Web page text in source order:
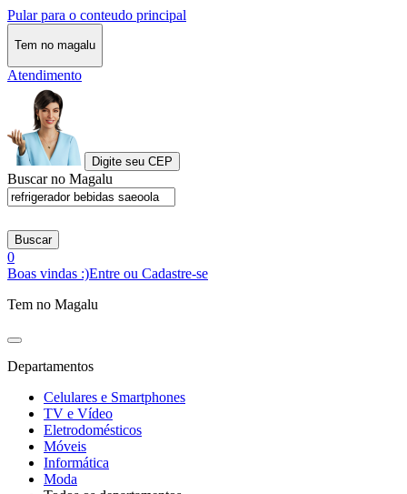
Pular para o conteudo principal
Tem no magalu
Atendimento
Digite seu CEP
Buscar no Magalu
Buscar
0
Boas vindas :)Entre ou Cadastre-se
Tem no Magalu
Departamentos
Celulares e Smartphones
TV e Vídeo
Eletrodomésticos
Móveis
Informática
Moda